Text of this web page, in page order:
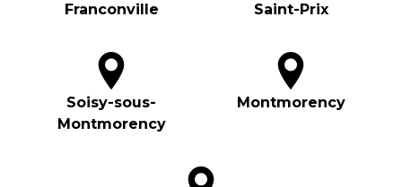
Franconville Saint-Prix
Soisy-sous-
Montmorency
Montmorency